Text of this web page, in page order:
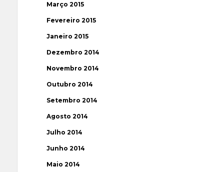
Março 2015
Fevereiro 2015
Janeiro 2015
Dezembro 2014
Novembro 2014
Outubro 2014
Setembro 2014
Agosto 2014
Julho 2014
Junho 2014
Maio 2014